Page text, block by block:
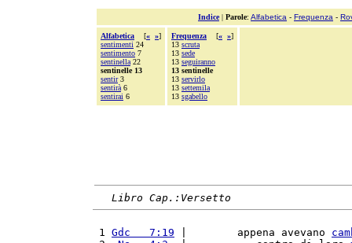
Indice| Parole: Alfabetica - Frequenza -
Alfabetica [« »]
sentimenti 24
sentimento 7
sentinella 22
sentinelle 13
sentir3
sentirà 6
sentirai 6
Frequenza [« »]
13 scruta
13 sede
13 seguiranno
13 sentinelle
13 servirlo
13 settemila
13 sgabello
Libro Cap.:Versetto
1 Gdc   7:19 |        appena avevano